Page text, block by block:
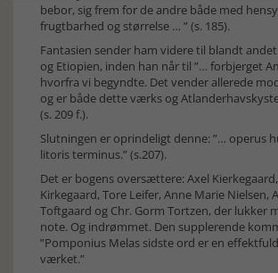
bebor, sig frem for de andre både med
frugtbarhed og størrelse … ” (s. 185).
Fantasien sender ham videre til blandt
og Etiopien, inden han når til ”… forbjerget
hvorfra vi begyndte. Det vender allerede
og er både dette værks og
(s. 209 f.).
Slutningen er oprindeligt denne: ”… operus
litoris terminus.” (s.207).
Det er bogens oversættere: Axel
Kirkegaard, Tore Leifer, Anne Marie Nielsen,
Toftgaard og Chr. Gorm Tortzen, der lukker
note. Og indrømmet. Den supplerende
”Pomponius Melas sidste ord er en
værket.”